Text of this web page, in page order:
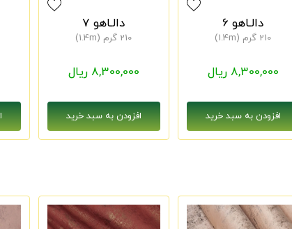
دالـاهو 6
210 گرم (1.4m)
8,300,000 ریال
دالـاهو 7
210 گرم (1.4m)
8,300,000 ریال